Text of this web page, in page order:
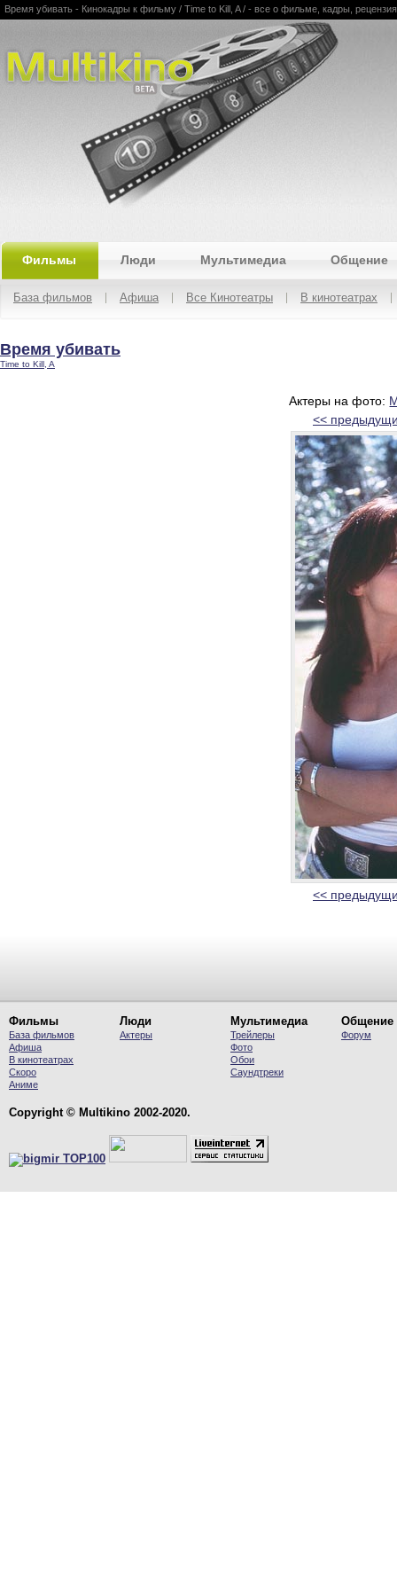
Multikino
Время убивать - Кинокадры к фильму / Time to Kill, A / - все о фильме, кадры,
Фильмы Люди Мультимедиа Общение
База фильмов Афиша Все Кинотеатры В кинотеатрах
Время убивать
Time to Kill, A
Актеры на фото:
<<
<<
Фильмы
База фильмов
Афиша
В кинотеатрах
Скоро
Аниме
Люди
Актеры
Мультимедиа
Трейлеры
Фото
Обои
Саундтреки
Общение
Форум
Copyright © Multikino 2002-2020.